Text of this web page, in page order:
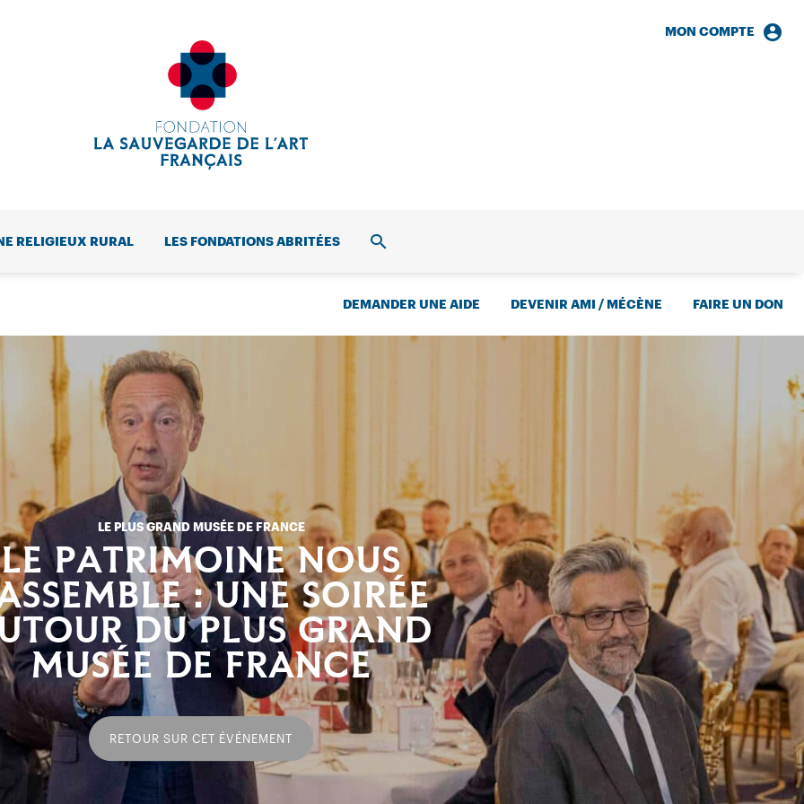
MON COMPTE
RELIGIEUX RURAL LES FONDATIONS ABRITÉES RECHERCHE
DEMANDER UNE AIDE DEVENIR AMI / MÉCÈNE FAIRE UN DON
LE PLUS GRAND MUSÉE DE FRANCE
LE PATRIMOINE NOUS
: UNE SOIRÉE
DU PLUS GRAND
MUSÉE DE FRANCE
RETOUR SUR CET ÉVÉNEMENT